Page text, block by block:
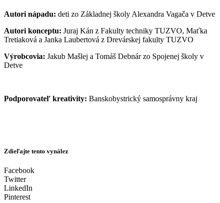
Autori nápadu: deti zo Základnej školy Alexandra Vagača v Detve
Autori konceptu: Juraj Kán z Fakulty techniky TUZVO, Maťka
Tretiaková a Janka Laubertová z Drevárskej fakulty TUZVO
Výrobcovia: Jakub Mašlej a Tomáš Debnár zo Spojenej školy v
Detve
Podporovateľ kreativity: Banskobystrický samosprávny kraj
Zdieľajte tento vynález
Facebook
Twitter
LinkedIn
Pinterest